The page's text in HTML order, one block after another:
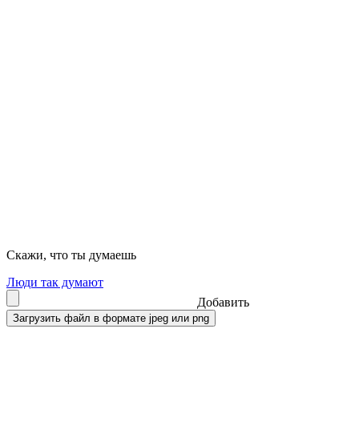
Скажи, что ты думаешь
Люди так думают
Добавить